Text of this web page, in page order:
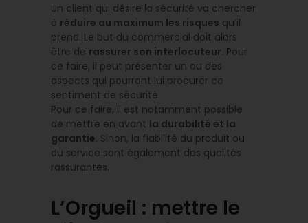
Un client qui désire la sécurité va chercher
à réduire au maximum les risques qu’il
prend. Le but du commercial doit alors
être de rassurer son interlocuteur. Pour
ce faire, il peut présenter un ou des
aspects qui pourront lui procurer ce
sentiment de sécurité.
Pour ce faire, il est notamment possible
de mettre en avant la durabilité et la
garantie. Sinon, la fiabilité du produit ou
du service sont également des qualités
rassurantes.
L’Orgueil : mettre le